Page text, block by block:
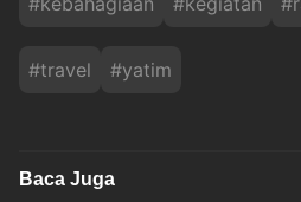
#travel #yatim
Baca Juga